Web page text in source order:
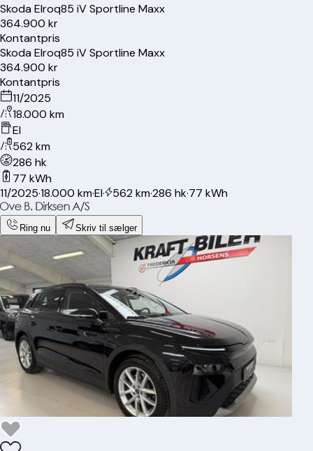
SkodaElroq85 iV Sportline Maxx
364.900 kr
Kontantpris
SkodaElroq85 iV Sportline Maxx
364.900 kr
Kontantpris
11/2025
18.000 km
El
562 km
286 hk
77 kWh
11/2025·18.000 km·El· 562 km·286 hk·77 kWh
Ring nu Skriv til sælger